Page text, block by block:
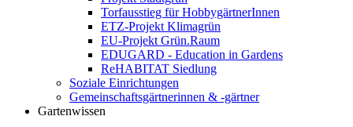
Torfausstieg für HobbygärtnerInnen
ETZ-Projekt Klimagrün
EU-Projekt Grün.Raum
EDUGARD - Education in Gardens
ReHABITAT Siedlung
Soziale Einrichtungen
Gemeinschaftsgärtnerinnen & -gärtner
Gartenwissen